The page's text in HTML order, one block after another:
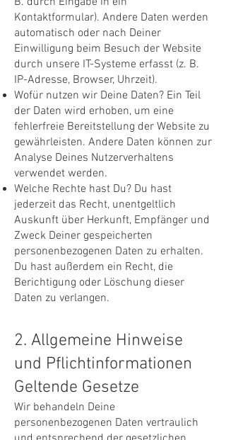
Kontaktformular). Andere Daten werden
automatisch oder nach Deiner
Einwilligung beim Besuch der Website
durch unsere IT-Systeme erfasst (z. B.
IP-Adresse, Browser, Uhrzeit).
Wofür nutzen wir Deine Daten? Ein Teil
der Daten wird erhoben, um eine
fehlerfreie Bereitstellung der Website zu
gewährleisten. Andere Daten können zur
Analyse Deines Nutzerverhaltens
verwendet werden.
Welche Rechte hast Du? Du hast
jederzeit das Recht, unentgeltlich
Auskunft über Herkunft, Empfänger und
Zweck Deiner gespeicherten
personenbezogenen Daten zu erhalten.
Du hast außerdem ein Recht, die
Berichtigung oder Löschung dieser
Daten zu verlangen.
2. Allgemeine Hinweise
und Pflichtinformationen
Geltende Gesetze
Wir behandeln Deine
personenbezogenen Daten vertraulich